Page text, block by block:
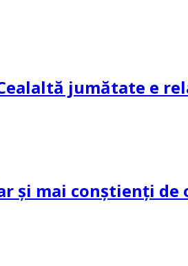
jumătate e
și mai conștienți